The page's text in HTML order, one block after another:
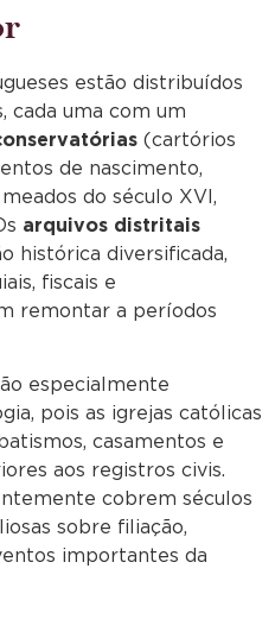
estão distribuídos
cada uma com um
(cartórios
de nascimento,
do século XVI,
arquivos distritais
histórica diversificada,
fiscais e
remontar a períodos
especialmente
pois as igrejas católicas
casamentos e
aos registros civis.
cobrem séculos
sobre filiação,
importantes da